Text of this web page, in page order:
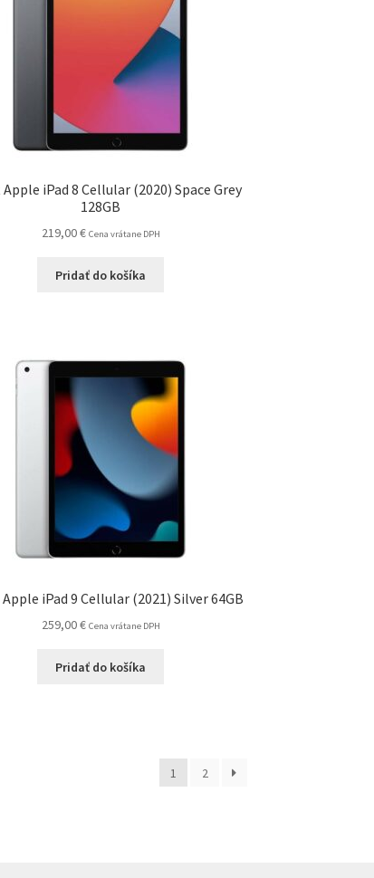
iPad 8 Cellular (2020) Space Grey
128GB
219,00€ Cena vrátane DPH
Pridať do košíka
iPad 9 Cellular (2021) Silver 64GB
259,00€ Cena vrátane DPH
Pridať do košíka
1 2